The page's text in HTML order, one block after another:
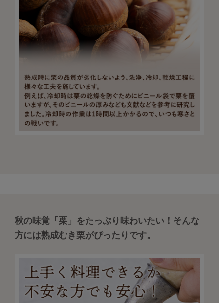
秋の味覚「栗」をたっぷり味わいたい！そんな
方には熟成むき栗がぴったりです。